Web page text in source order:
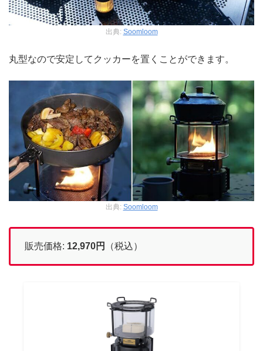
出典: Soomloom
丸型なので安定してクッカーを置くことができます。
出典: Soomloom
販売価格: 12,970円 （税込）